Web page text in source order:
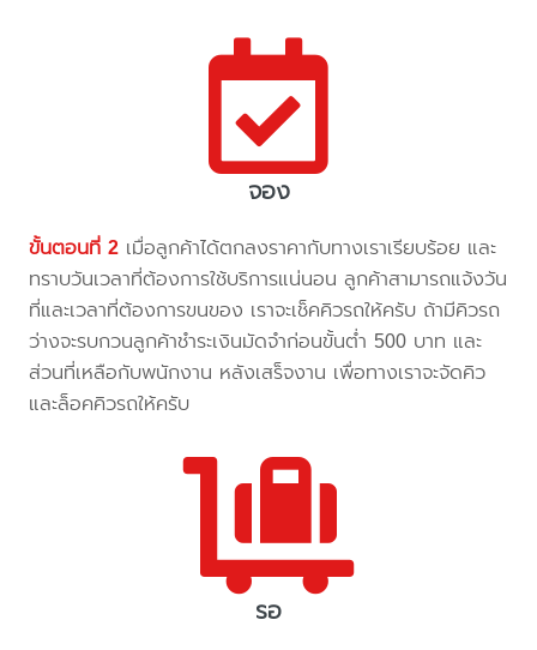
จอง
ขั้นตอนที่ 2 เมื่อลูกค้าได้ตกลงราคากับทางเราเรียบร้อย และ
ทราบวันเวลาที่ต้องการใช้บริการแน่นอน ลูกค้าสามารถแจ้งวัน
ที่และเวลาที่ต้องการขนของ เราจะเช็คคิวรถให้ครับ ถ้ามีคิวรถ
ว่างจะรบกวนลูกค้าชำระเงินมัดจำก่อนขั้นต่ำ 500 บาท และ
ส่วนที่เหลือกับพนักงาน หลังเสร็จงาน เพื่อทางเราจะจัดคิว
และล็อคคิวรถให้ครับ
รอ